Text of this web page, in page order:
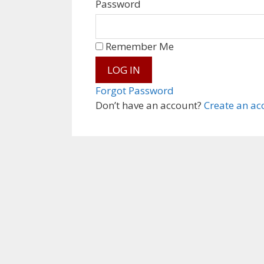
Password
Don’t have an account? Create an
Remember Me
Forgot Password